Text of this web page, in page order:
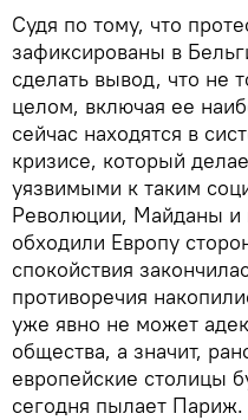
Судя по тому, что
зафиксированы в
сделать вывод, что не
целом, включая ее
сейчас находятся в
кризисе, который
уязвимыми к таким
Революции, Майданы и
обходили Европу
спокойствия
противоречия
уже явно не может
общества, а значит,
европейские столицы
сегодня пылает Париж.